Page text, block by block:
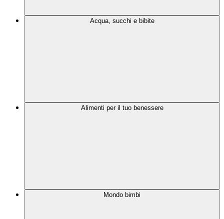
Acqua, succhi e bibite
Alimenti per il tuo benessere
Mondo bimbi